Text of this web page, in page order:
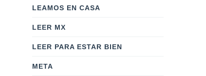
LEAMOS EN CASA
LEER MX
LEER PARA ESTAR BIEN
META